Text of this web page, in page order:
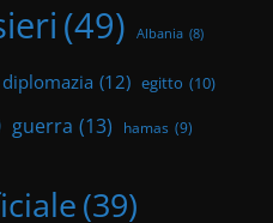
(49) Albania (8)
diplomazia (12) egitto (10)
guerra (13) hamas (9)
(39)